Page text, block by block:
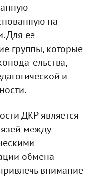
на
Для ее
группы, которые
и
ДКР является
между
обмена
внимание